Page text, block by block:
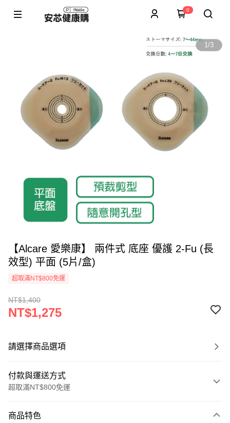
0
1/3
【Alcare 愛樂康】 兩件式 底座 優護 2-Fu (長
效型) 平面 (5片/盒)
超取滿NT$800免運
NT$1,400
NT$1,275
請選擇商品選項
付款與運送方式
超取滿NT$800免運
商品特色